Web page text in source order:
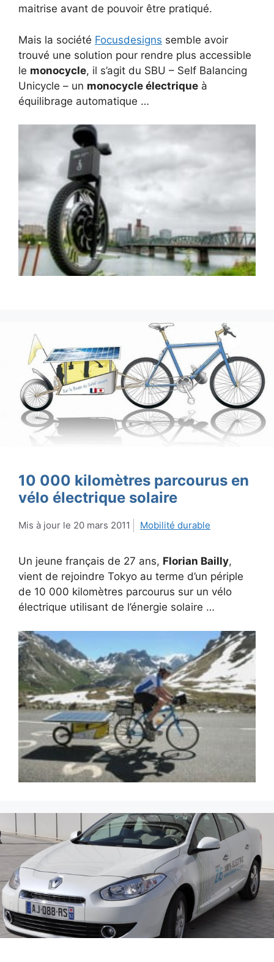
maitrise avant de pouvoir être pratiqué.
Mais la société Focusdesigns semble avoir
trouvé une solution pour rendre plus accessible
le monocycle, il s’agit du SBU – Self Balancing
Unicycle – un monocycle électrique à
équilibrage automatique …
10 000 kilomètres parcourus en
vélo électrique solaire
20 mars 2011 Mobilité durable
Un jeune français de 27 ans, Florian Bailly,
vient de rejoindre Tokyo au terme d’un périple
de 10 000 kilomètres parcourus sur un vélo
électrique utilisant de l’énergie solaire …